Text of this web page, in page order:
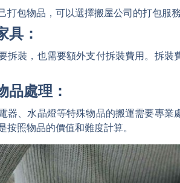
打包物品，可以選擇搬屋公司的打包服
具：
拆裝，也需要額外支付拆裝費用。拆
品處理：
器、水晶燈等特殊物品的搬運需要專
按照物品的價值和難度計算。